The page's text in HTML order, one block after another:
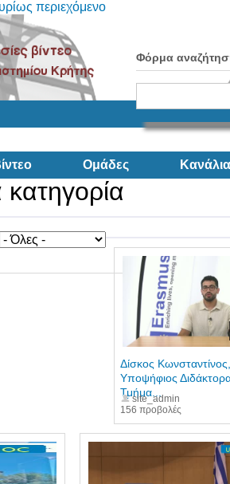
περιεχόμενο
Φόρμα
Ομάδες Κανάλια
κατηγορία
156 προβολές
Δίσκος Κωνσταντίνος,
Υποψήφιος
Τμήμα...
site_admin